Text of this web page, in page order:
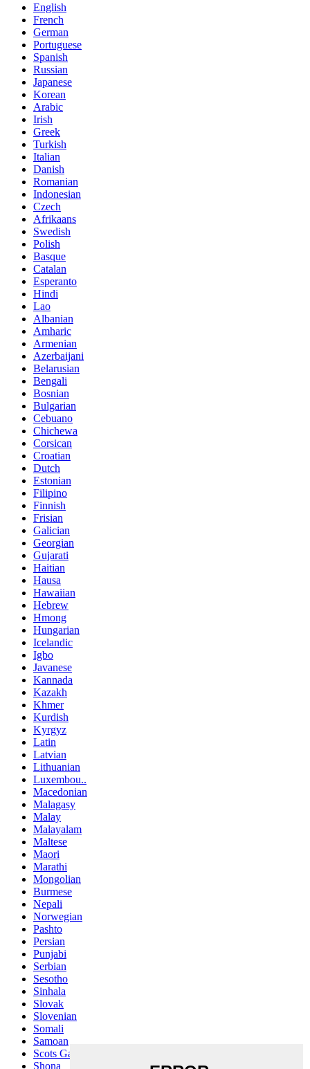
English
French
German
Portuguese
Spanish
Russian
Japanese
Korean
Arabic
Irish
Greek
Turkish
Italian
Danish
Romanian
Indonesian
Czech
Afrikaans
Swedish
Polish
Basque
Catalan
Esperanto
Hindi
Lao
Albanian
Amharic
Armenian
Azerbaijani
Belarusian
Bengali
Bosnian
Bulgarian
Cebuano
Chichewa
Corsican
Croatian
Dutch
Estonian
Filipino
Finnish
Frisian
Galician
Georgian
Gujarati
Haitian
Hausa
Hawaiian
Hebrew
Hmong
Hungarian
Icelandic
Igbo
Javanese
Kannada
Kazakh
Khmer
Kurdish
Kyrgyz
Latin
Latvian
Lithuanian
Luxembou..
Macedonian
Malagasy
Malay
Malayalam
Maltese
Maori
Marathi
Mongolian
Burmese
Nepali
Norwegian
Pashto
Persian
Punjabi
Serbian
Sesotho
Sinhala
Slovak
Slovenian
Somali
Samoan
Scots Gaelic
Shona